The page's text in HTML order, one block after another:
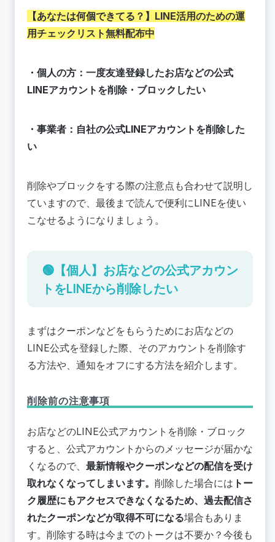
LINE公式の管理者アカウント削除前の注意事項
管理者アカウントの削除方法
友だち・チャット履歴
🔴LINE公式アカウントを誤って削除してしまった
場合は？
ックしてしまった
【事業者】自分のLINE公式アカウントを誤って削
除してしまった
【あなたは何個できてる？】 LINE活用のための運
用チェックリスト無料配布中
・個人の方：一度友達登録したお店などの公式
LINEアカウントを削除・ブロックしたい
・事業者：自社の公式LINEアカウントを削除した
い
削除やブロックをする際の注意点も合わせて説明し
ていますので、最後まで読んで便利にLINEを使い
こなせるようになりましょう。
🟢【個人】お店などの公式アカウン
トをLINEから削除したい
まずはクーポンなどをもらうためにお店などの
LINE公式を登録した際、そのアカウントを削除す
る方法や、通知をオフにする方法を紹介します。
削除前の注意事項
お店などのLINE公式アカウントを削除・ブロック
すると、公式アカウントからのメッセージが届かな
くなるので、 最新情報やクーポンなどの配信を受け
取れなくなってしまいます。 削除した場合には トー
ク履歴にもアクセスできなくなるため、過去配信さ
れたクーポンなどが取得不可になる場合もありま
す。削除する時は今までのトークは不要か？今後も